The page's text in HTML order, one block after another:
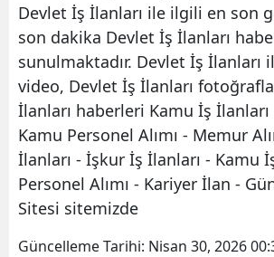
Devlet İş İlanları ile ilgili en son
son dakika Devlet İş İlanları
sunulmaktadır. Devlet İş İlanları
video, Devlet İş İlanları
İlanları haberleri Kamu İş
Kamu Personel Alımı - Memur
İlanları - İşkur İş İlanları - Kamu
Personel Alımı - Kariyer İlan -
Sitesi sitemizde
Güncelleme Tarihi: Nisan 30, 2026